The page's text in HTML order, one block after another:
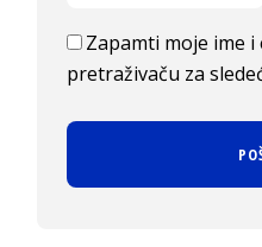
Zapamti moje ime i
pretraživaču za